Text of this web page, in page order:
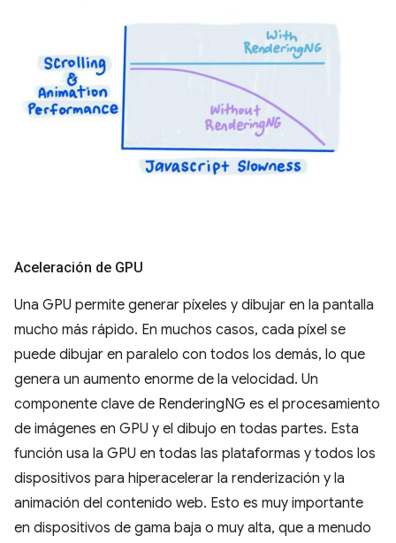
Aceleración de GPU
Una GPU permite generar píxeles y dibujar en la pantalla
mucho más rápido. En muchos casos, cada píxel se
puede dibujar en paralelo con todos los demás, lo que
genera un aumento enorme de la velocidad. Un
componente clave de RenderingNG es el procesamiento
de imágenes en GPU y el dibujo en todas partes. Esta
función usa la GPU en todas las plataformas y todos los
dispositivos para hiperacelerar la renderización y la
animación del contenido web. Esto es muy importante
en dispositivos de gama baja o muy alta, que a menudo